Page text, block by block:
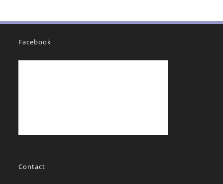
Facebook
Contact